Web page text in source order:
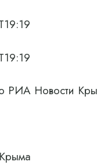
РИА Новости